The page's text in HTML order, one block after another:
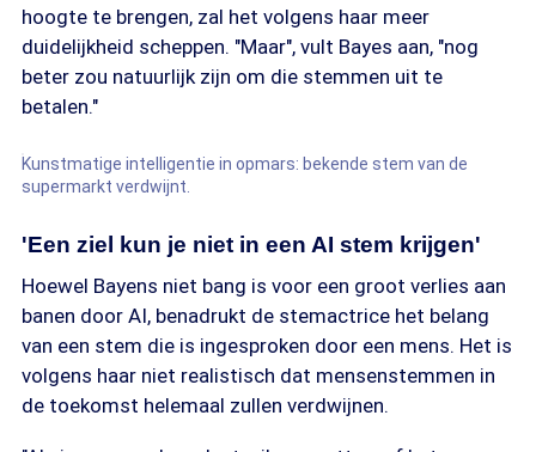
hoogte te brengen, zal het volgens haar meer
duidelijkheid scheppen. "Maar", vult Bayes aan, "nog
beter zou natuurlijk zijn om die stemmen uit te
betalen."
Kunstmatige intelligentie in opmars: bekende stem van de
supermarkt verdwijnt.
'Een ziel kun je niet in een AI stem krijgen'
Hoewel Bayens niet bang is voor een groot verlies aan
banen door AI, benadrukt de stemactrice het belang
van een stem die is ingesproken door een mens. Het is
volgens haar niet realistisch dat mensenstemmen in
de toekomst helemaal zullen verdwijnen.